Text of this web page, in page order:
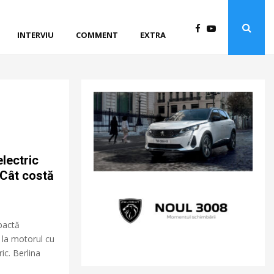
INTERVIU COMMENT EXTRA
costă
motorul cu
Berlina